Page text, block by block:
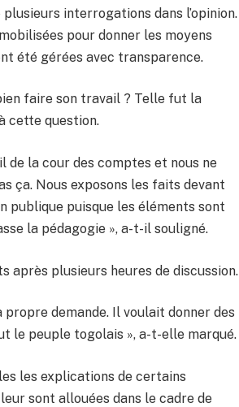
interrogations dans l’opinion.
pour donner les moyens
été gérées avec transparence.
faire son travail ? Telle fut la
cette question.
de la cour des comptes et nous ne
ça. Nous exposons les faits devant
publique puisque les éléments sont
la pédagogie », a-t-il souligné.
après plusieurs heures de discussion.
propre demande. Il voulait donner des
le peuple togolais », a-t-elle marqué.
les explications de certains
sont allouées dans le cadre de